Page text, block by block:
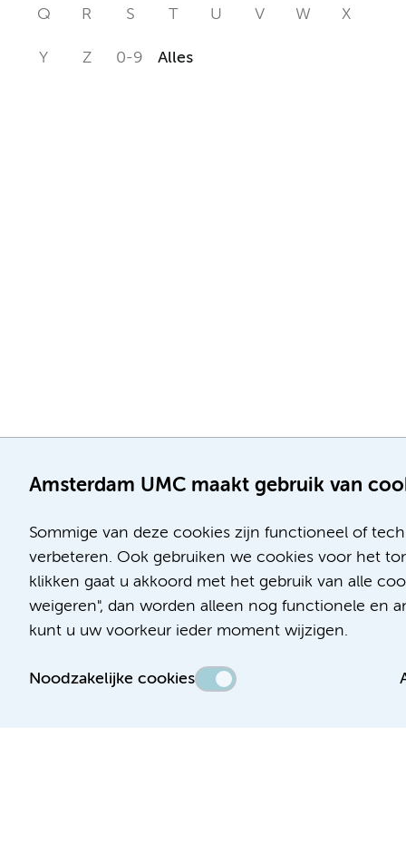
Amsterdam UMC maakt gebruik van
Sommige van deze cookies zijn functioneel of
verbeteren. Ook gebruiken we cookies voor het
klikken gaat u akkoord met het gebruik van alle
weigeren", dan worden alleen nog functionele en
kunt u uw voorkeur ieder moment wijzigen.
Noodzakelijke cookies
Q R S T U V W X
Y Z 0-9 Alles
Meibergdreef 9
1105 AZ Amsterdam
Telefoon:
De Boelelaan 1117
1081 HV Amsterdam
Telefoon: